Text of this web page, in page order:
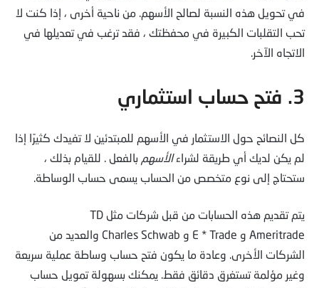
في تحويل هذه النسبة لصالح الأسهم. من ناحية أخرى ، إذا كنت لا
تحب التقلبات الكبيرة في محفظتك ، فقد ترغب في تعديلها في
الاتجاه الآخر.
3. فتح حساب استثماري
كل النصائح حول الاستثمار في الأسهم للمبتدئين لا تفيدك كثيرًا إذا
لم يكن لديك أي طريقة لشراءالأسهم بالفعل . للقيام بذلك ،
ستحتاج إلى نوع متخصص من الحساب يسمى حساب الوساطة.
يتم تقديم هذه الحسابات من قبل شركات مثل TD
Ameritrade و E * Trade و Charles Schwab والعديد من
الشركات الأخرى. وعادة ما يكون فتح حساب وساطة عملية سريعة
وغير مؤلمة تستغرق دقائق فقط. يمكنك بسهولة تمويل حساب